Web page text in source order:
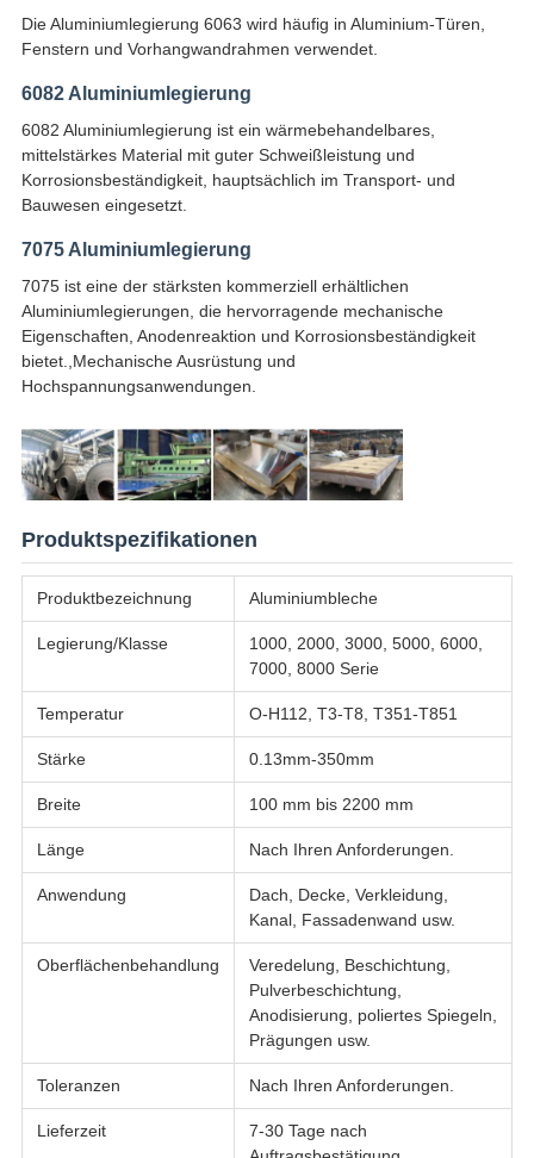
Die Aluminiumlegierung 6063 wird häufig in Aluminium-Türen,
Fenstern und Vorhangwandrahmen verwendet.
6082 Aluminiumlegierung
6082 Aluminiumlegierung ist ein wärmebehandelbares,
mittelstärkes Material mit guter Schweißleistung und
Korrosionsbeständigkeit, hauptsächlich im Transport- und
Bauwesen eingesetzt.
7075 Aluminiumlegierung
7075 ist eine der stärksten kommerziell erhältlichen
Aluminiumlegierungen, die hervorragende mechanische
Eigenschaften, Anodenreaktion und Korrosionsbeständigkeit
bietet.,Mechanische Ausrüstung und
Hochspannungsanwendungen.
Produktspezifikationen
Produktbezeichnung Aluminiumbleche
Legierung/Klasse
1000, 2000, 3000, 5000, 6000,
7000, 8000 Serie
Temperatur O-H112, T3-T8, T351-T851
Stärke 0.13mm-350mm
Breite 100 mm bis 2200 mm
Länge Nach Ihren Anforderungen.
Anwendung
Dach, Decke, Verkleidung,
Kanal, Fassadenwand usw.
Oberflächenbehandlung
Veredelung, Beschichtung,
Pulverbeschichtung,
Anodisierung, poliertes Spiegeln,
Prägungen usw.
Toleranzen Nach Ihren Anforderungen.
Lieferzeit
7-30 Tage nach